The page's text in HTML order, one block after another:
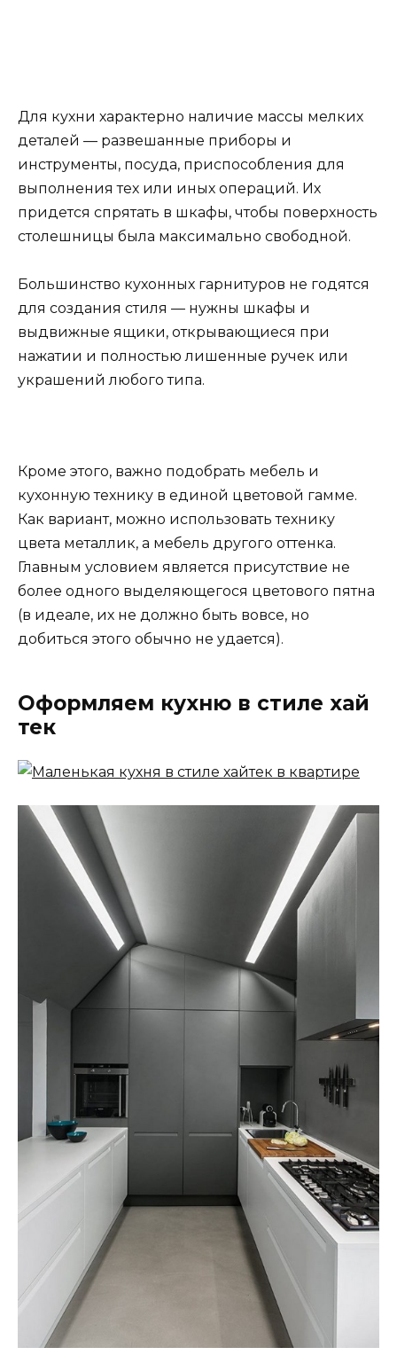
Для кухни характерно наличие массы мелких
деталей — развешанные приборы и
инструменты, посуда, приспособления для
выполнения тех или иных операций. Их
придется спрятать в шкафы, чтобы поверхность
столешницы была максимально свободной.
Большинство кухонных гарнитуров не годятся
для создания стиля — нужны шкафы и
выдвижные ящики, открывающиеся при
нажатии и полностью лишенные ручек или
украшений любого типа.
Кроме этого, важно подобрать мебель и
кухонную технику в единой цветовой гамме.
Как вариант, можно использовать технику
цвета металлик, а мебель другого оттенка.
Главным условием является присутствие не
более одного выделяющегося цветового пятна
(в идеале, их не должно быть вовсе, но
добиться этого обычно не удается).
Оформляем кухню в стиле хай
тек